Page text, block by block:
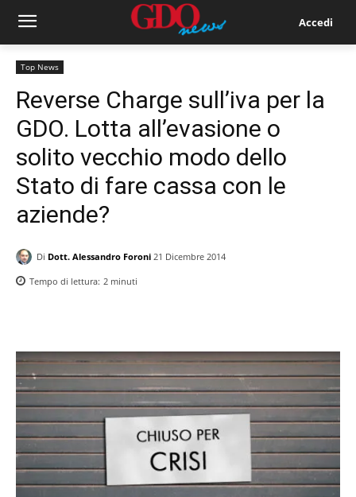
Accedi
Top News
Reverse Charge sull’iva per la
GDO. Lotta all’evasione o
solito vecchio modo dello
Stato di fare cassa con le
aziende?
Di Dott. Alessandro Foroni 21 Dicembre 2014
Tempo di lettura: 2 minuti